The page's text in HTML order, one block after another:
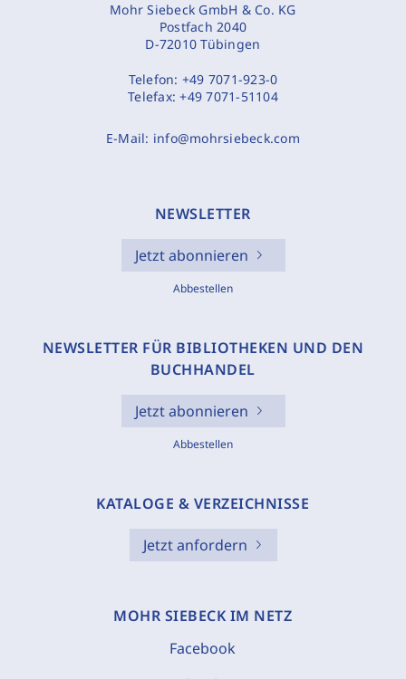
Mohr Siebeck GmbH & Co. KG
Postfach 2040
D-72010 Tübingen
Telefon: +49 7071-923-0
Telefax:+49 7071-51104
E-Mail: info@mohrsiebeck.com
NEWSLETTER
Jetzt abonnieren
Abbestellen
NEWSLETTER FÜR BIBLIOTHEKEN UND DEN
BUCHHANDEL
Jetzt abonnieren
Abbestellen
KATALOGE & VERZEICHNISSE
Jetzt anfordern
MOHR SIEBECK IM NETZ
Facebook